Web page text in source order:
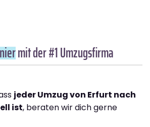
mit der #1 Umzugsfirma
jeder Umzug von Erfurt nach
ist, beraten wir dich gerne